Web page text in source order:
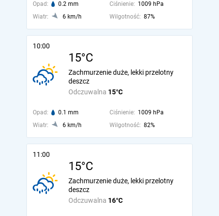
Opad: 0.2 mm Ciśnienie: 1009 hPa
Wiatr:
6 km/h Wilgotność: 87%
10:00
15°C
Odczuwalna 15°C
Zachmurzenie duże, lekki przelotny
deszcz
Opad: 0.1 mm Ciśnienie: 1009 hPa
Wiatr:
6 km/h Wilgotność: 82%
11:00
15°C
Odczuwalna 16°C
Zachmurzenie duże, lekki przelotny
deszcz